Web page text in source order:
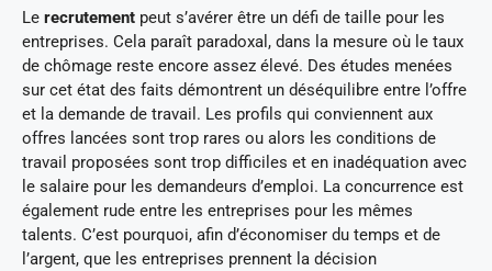
Le recrutement peut s’avérer être un défi de taille pour les
entreprises. Cela paraît paradoxal, dans la mesure où le taux
de chômage reste encore assez élevé. Des études menées
sur cet état des faits démontrent un déséquilibre entre l’offre
et la demande de travail. Les profils qui conviennent aux
offres lancées sont trop rares ou alors les conditions de
travail proposées sont trop difficiles et en inadéquation avec
le salaire pour les demandeurs d’emploi. La concurrence est
également rude entre les entreprises pour les mêmes
talents. C’est pourquoi, afin d’économiser du temps et de
l’argent, que les entreprises prennent la décision